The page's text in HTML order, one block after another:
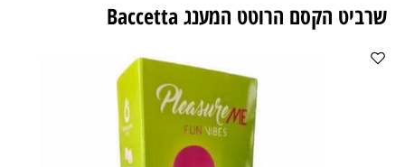
שרביט הקסם הרוטט המענג Baccetta